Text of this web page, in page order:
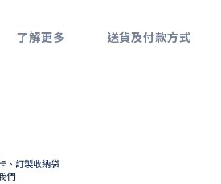
了解更多 送貨及付款方式
、訂製收納袋
們